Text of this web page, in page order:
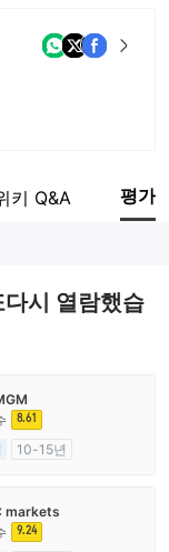
키 Q&A 평가
시 열람했습
8.61
10-15년
이선스 (MM)
블 MT4
markets
9.24